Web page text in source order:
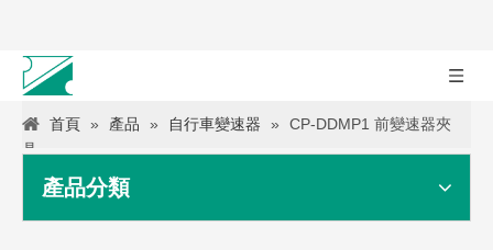
首頁 » 產品 » 自行車變速器 »
CP-DDMP1 前變速器夾
具
產品分類